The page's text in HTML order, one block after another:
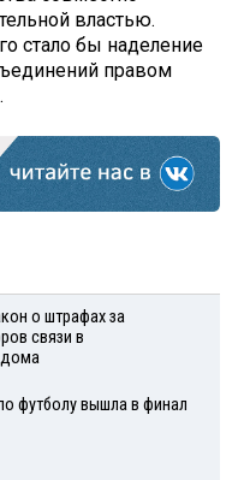
властью.
стало бы наделение
правом
о штрафах за
связи в
дома
футболу вышла в финал